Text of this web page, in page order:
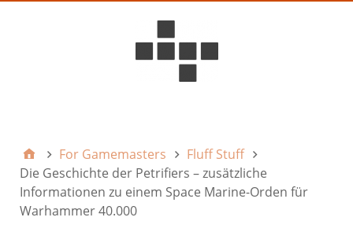
For Gamemasters
Fluff Stuff
Die Geschichte der Petrifiers – zusätzliche
Informationen zu einem Space Marine-Orden für
Warhammer 40.000